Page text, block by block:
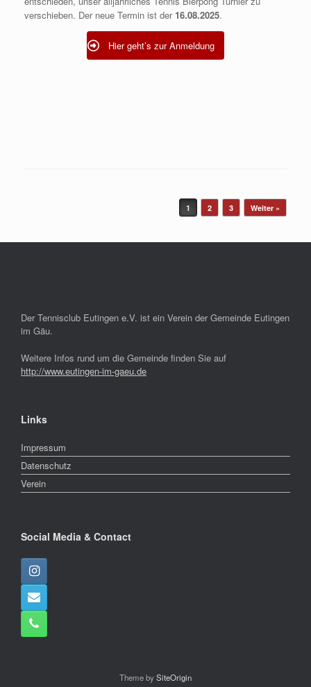
verschieben. Der neue Termin ist der 16.08.2025.
Hier geht’s zur Anmeldung
1 2 3 Weiter »
Der Tennisclub Eutingen e.V. ist ein Verein der Gemeinde Eutingen
im Gäu.
Weitere Infos rund um die Gemeinde finden Sie auf
http://www.eutingen-im-gaeu.de
Links
Impressum
Datenschutz
Verein
Social Media & Contact
Theme bySiteOrigin